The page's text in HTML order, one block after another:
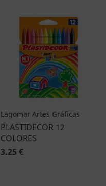
Lagomar Artes Gráficas
PLASTIDECOR 12
COLORES
3.25 €